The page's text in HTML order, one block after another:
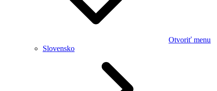
Otvoriť menu
Slovensko